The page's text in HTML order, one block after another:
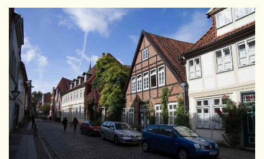
GRÖSSER